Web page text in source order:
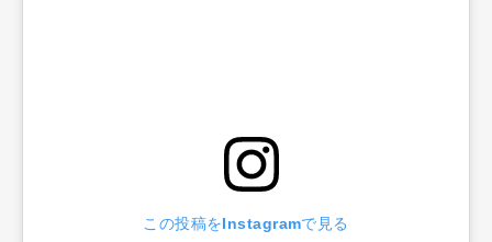
この投稿をInstagramで見る